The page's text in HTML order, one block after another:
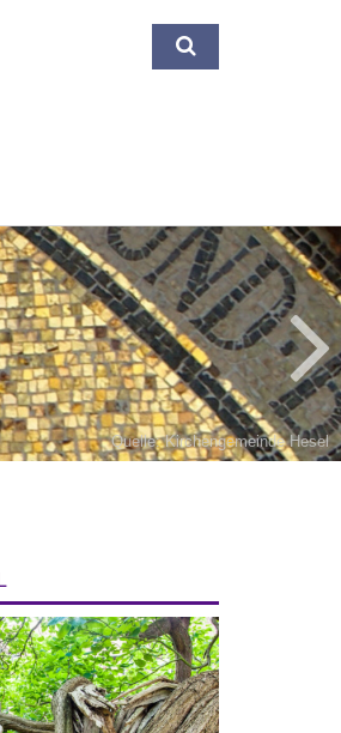
Quelle: Kirchengemeinde Hesel